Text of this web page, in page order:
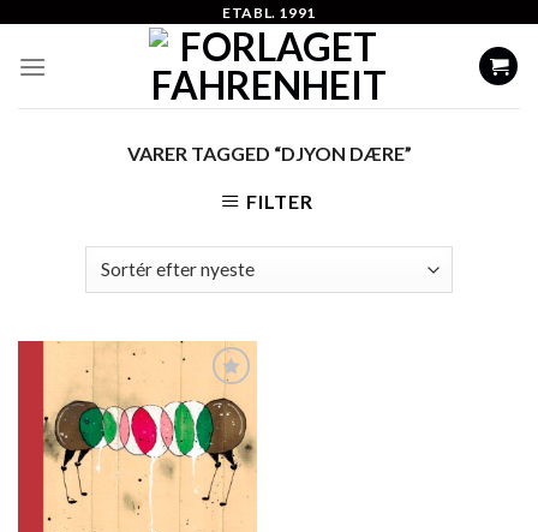
content
ETABL. 1991
VARER TAGGED “DJYON DÆRE”
FILTER
Add to
Wishlist